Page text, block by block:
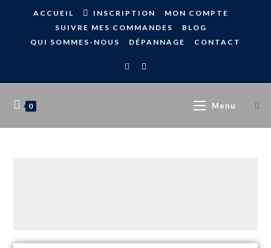
ACCUEIL INSCRIPTION
MON COMPTE
SUIVRE MES COMMANDES
BLOG
QUI SOMMES-NOUS
DÉPANNAGE CONTACT
0 Menu